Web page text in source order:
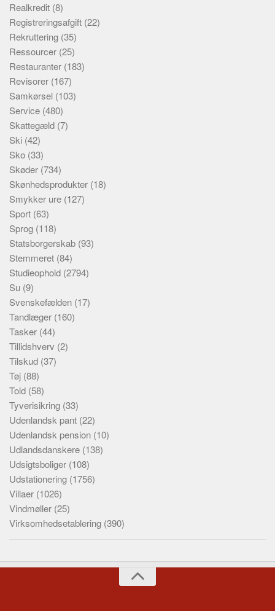
Realkredit (8)
Registreringsafgift (22)
Rekruttering (35)
Ressourcer (25)
Restauranter (183)
Revisorer (167)
Samkørsel (103)
Service (480)
Skattegæld (7)
Ski (42)
Sko (33)
Skøder (734)
Skønhedsprodukter (18)
Smykker ure (127)
Sport (63)
Sprog (118)
Statsborgerskab (93)
Stemmeret (84)
Studieophold (2794)
Su (9)
Svenskefælden (17)
Tandlæger (160)
Tasker (44)
Tillidshverv (2)
Tilskud (37)
Tøj (88)
Told (58)
Tyverisikring (33)
Udenlandsk pant (22)
Udenlandsk pension (10)
Udlandsdanskere (138)
Udsigtsboliger (108)
Udstationering (1756)
Villaer (1026)
Vindmøller (25)
Virksomhedsetablering (390)